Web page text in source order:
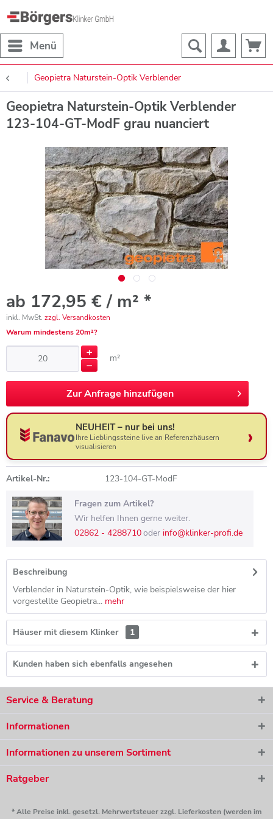
Menü
Geopietra Naturstein-Optik Verblender
Geopietra Naturstein-Optik Verblender
123-104-GT-ModF grau nuanciert
ab 172,95 € / m² *
inkl. MwSt. zzgl. Versandkosten
Warum mindestens 20m²?
m²
ZurAnfrage hinzufügen
NEUHEIT – nur bei uns!
Ihre Lieblingssteine live an Referenzhäusern
visualisieren
Artikel-Nr.: 123-104-GT-ModF
Fragen zum Artikel?
Wir helfen Ihnen gerne weiter.
02862 - 4288710oder info@klinker-profi.de
Beschreibung
Verblender in Naturstein-Optik, wie beispielsweise der hier
vorgestellte Geopietra... mehr
Häuser mit diesem Klinker 1
Kunden haben sich ebenfalls angesehen
Service & Beratung
Informationen
Informationen zu unserem Sortiment
Ratgeber
* Alle Preise inkl. gesetzl. Mehrwertsteuer zzgl. Lieferkosten (werden im